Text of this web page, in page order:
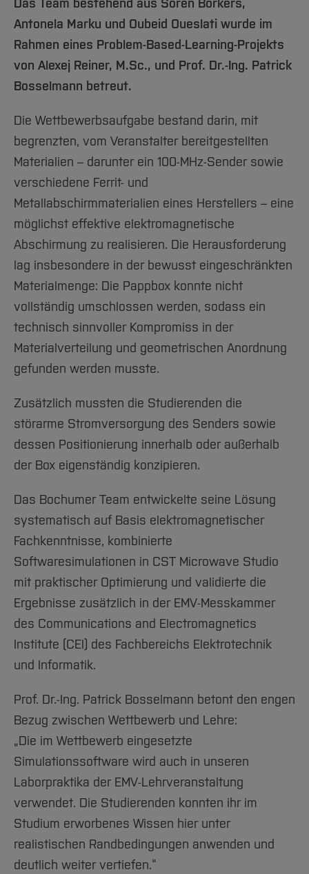
Arbeiten im FB G
Forschung und Projekte
International
Service
Studiengänge
Studieninteressierte
Aktuelles
Fachgruppen
Forschung und Entwicklung
Team
Service
Amtliche Bekanntmachungen
Notfall-Infos
BO Shop
Familiengerechte Hochschule
Gleichstellung
Diskriminierungsfreie Hochschule
Vertretungen
Hochschulbibliothek
Hochschulkommunikation
International Office
Medienzentrum
Zentrale Studienberatung
Das Team bestehend aus Sören Borkers,
Antonela Marku und Oubeid Oueslati wurde im
Rahmen eines Problem-Based-Learning-Projekts
von Alexej Reiner, M.Sc., und Prof. Dr.-Ing. Patrick
Bosselmann betreut.
Die Wettbewerbsaufgabe bestand darin, mit
begrenzten, vom Veranstalter bereitgestellten
Materialien – darunter ein 100-MHz-Sender sowie
verschiedene Ferrit- und
Metallabschirmmaterialien eines Herstellers – eine
möglichst effektive elektromagnetische
Abschirmung zu realisieren. Die Herausforderung
lag insbesondere in der bewusst eingeschränkten
Materialmenge: Die Pappbox konnte nicht
vollständig umschlossen werden, sodass ein
technisch sinnvoller Kompromiss in der
Materialverteilung und geometrischen Anordnung
gefunden werden musste.
Zusätzlich mussten die Studierenden die
störarme Stromversorgung des Senders sowie
dessen Positionierung innerhalb oder außerhalb
der Box eigenständig konzipieren.
Das Bochumer Team entwickelte seine Lösung
systematisch auf Basis elektromagnetischer
Fachkenntnisse, kombinierte
Softwaresimulationen in CST Microwave Studio
mit praktischer Optimierung und validierte die
Ergebnisse zusätzlich in der EMV-Messkammer
des Communications and Electromagnetics
Institute (CEI) des Fachbereichs Elektrotechnik
und Informatik.
Prof. Dr.-Ing. Patrick Bosselmann betont den engen
Bezug zwischen Wettbewerb und Lehre:
„Die im Wettbewerb eingesetzte
Simulationssoftware wird auch in unseren
Laborpraktika der EMV-Lehrveranstaltung
verwendet. Die Studierenden konnten ihr im
Studium erworbenes Wissen hier unter
realistischen Randbedingungen anwenden und
deutlich weiter vertiefen.“